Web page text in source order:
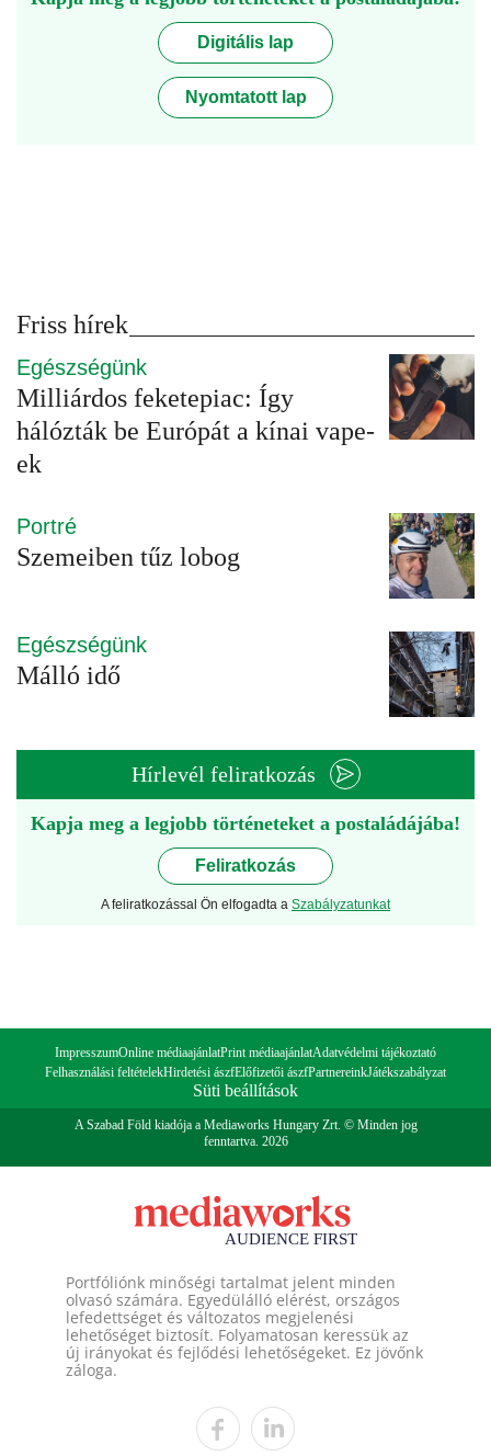
Digitális lap
Nyomtatott lap
Friss hírek
Egészségünk
Milliárdos feketepiac: Így
hálózták be Európát a kínai vape-
ek
Portré
Szemeiben tűz lobog
Egészségünk
Málló idő
Hírlevél feliratkozás
Kapja meg a legjobb történeteket a postaládájába!
Feliratkozás
A feliratkozással Ön elfogadta a Szabályzatunkat
ImpresszumOnline médiaajánlatPrint médiaajánlatAdatvédelmi tájékoztató
Felhasználási feltételekHirdetési ászfElőfizetői ászfPartnereinkJátékszabályzat
Süti beállítások
A Szabad Föld kiadója a Mediaworks Hungary Zrt. © Minden jog
fenntartva. 2026
Portfóliónk minőségi tartalmat jelent minden
olvasó számára. Egyedülálló elérést, országos
lefedettséget és változatos megjelenési
lehetőséget biztosít. Folyamatosan keressük az
új irányokat és fejlődési lehetőségeket. Ez jövőnk
záloga.